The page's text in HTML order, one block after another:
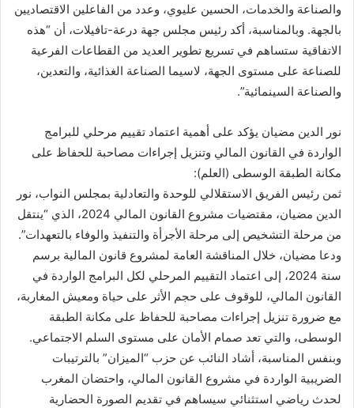
والصناعة والخدمات، الحسين عليوي، وعدد من الفاعلين الاقتصاديين
بالجهة. وبالمناسبة، أكد رئيس مجلس جهة درعة-تافيلات، أن “هذه
الاتفاقية ستساهم في تسريع تطوير العديد من القطاعات الفرعية
للصناعة على مستوى الجهة، لاسيما الصناعة الغذائية، والتعدين،
والصناعة السينمائية”.
نور الدين مضيان يؤكد على أهمية اعتماد تقييم مرحلي للبرامج
الواردة في القانون المالي وتنزيل إجراءات مصاحبة للحفاظ على
مكانة الطبقة الوسطى (العلم):
ثمن رئيس الفريق الاستقلالي للوحدة والتعادلية بمجلس النواب، نور
الدين مضيان، مقتضيات مشروع القانون المالي 2024، الذي “ينتقل
من مرحلة التشخيص إلى مرحلة الأجرأة والتنفيذ والوفاء بالتعهدات”.
ودعا مضيان، خلال المناقشة العامة لمشروع قانون المالية برسم
سنة 2024، إلى اعتماد التقييم المرحلي لكل البرامج الواردة في
القانون المالي، للوقوف على حجم الأثر على حياة ومعيش المغاربة،
مع ضرورة تنزيل إجراءات مصاحبة للحفاظ على مكانة الطبقة
الوسطى، والتي تعد صمام الأمان على مستوى السلم الاجتماعي.
وبنفس المناسبة، أشاد النائب عن حزب “الميزان” بالترتيبات
الضريبية الواردة في مشروع القانون المالي، واحتضان المغرب
لحدث رياضي استثنائي سيساهم في تقديم الصورة الحضارية